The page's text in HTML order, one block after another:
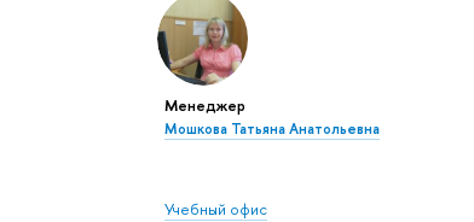
Менеджер
Мошкова Татьяна Анатольевна
Учебный офис